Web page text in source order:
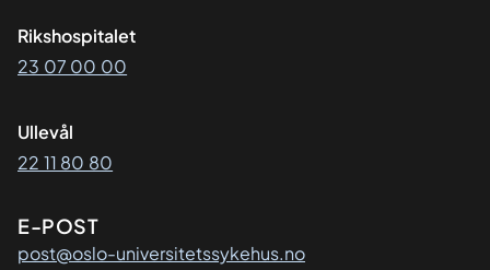
Rikshospitalet
23 07 00 00
Ullevål
22 11 80 80
E-POST
post@oslo-universitetssykehus.no